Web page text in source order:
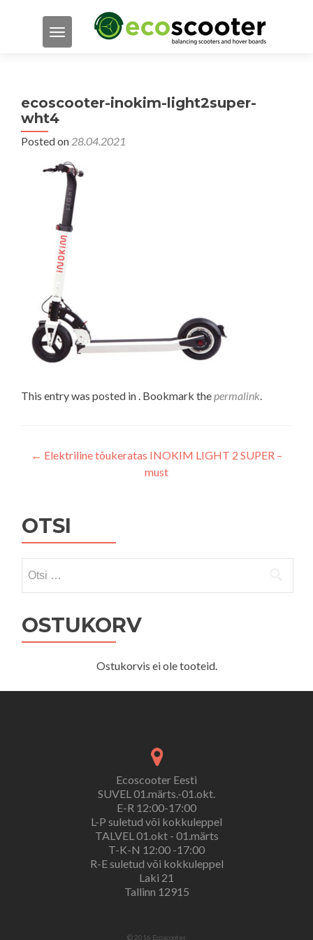
TOGGLE NAVIGATION
ecoscooter-inokim-light2super-
wht4
Posted on 28.04.2021
This entry was posted in . Bookmark thepermalink.
Navigeerimine
← Elektriline tõukeratas INOKIM LIGHT 2 SUPER –
must
OTSI
OSTUKORV
Ostukorvis ei ole tooteid.
Ecoscooter Eesti
SUVEL 01.märts.-01.okt.
E-R 12:00-17:00
L-P suletud või kokkuleppel
TALVEL 01.okt - 01.märts
T-K-N 12:00 -17:00
R-E suletud või kokkuleppel
Laki 21
Tallinn 12915
© 2016 Ecoscooter.